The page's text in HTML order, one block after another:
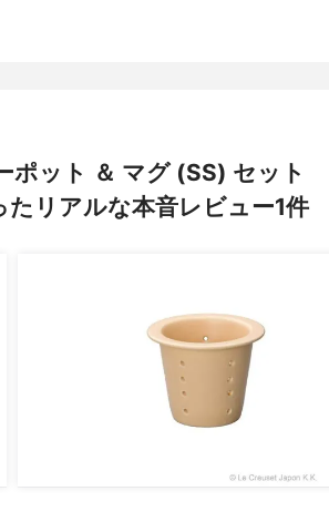
ポット ＆ マグ (SS) セット
リアルな本音レビュー1件